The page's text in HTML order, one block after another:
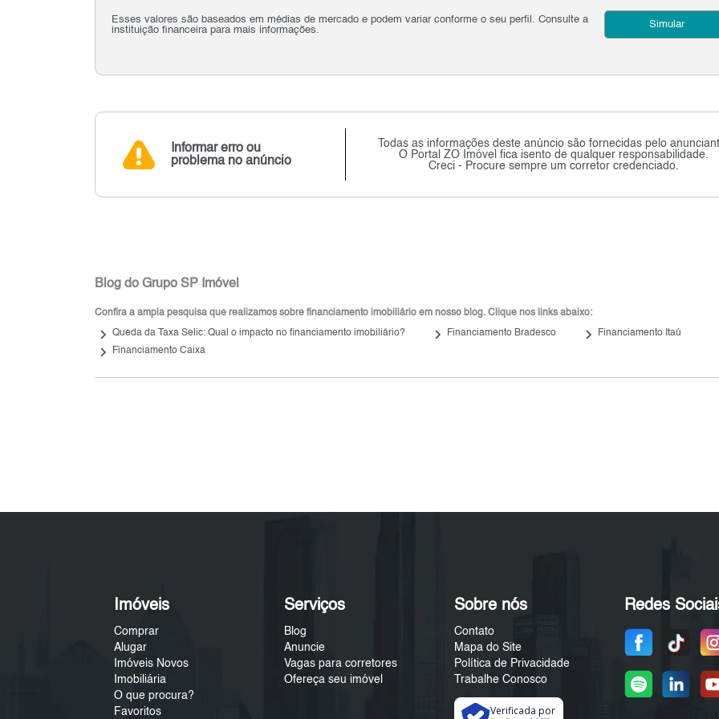
Esses valores são baseados em médias de mercado e podem variar conforme o seu perfil. Consulte a
instituição financeira para mais informações.
Simular
Informar erro ou
problema no anúncio
Todas as informações deste anúncio são fornecidas pelo
O Portal ZO Imóvel fica isento de qualquer responsabilidade.
Creci - Procure sempre um corretor credenciado.
Blog do Grupo SP Imóvel
Confira a ampla pesquisa que realizamos sobre financiamento imobiliário em nosso blog. Clique nos links abaixo:
keyboard_arrow_right Queda da Taxa Selic: Qual o impacto no financiamento imobiliário? keyboard_arrow_right Financiamento Bradesco keyboard_arrow_right Financiamento Itaú
keyboard_arrow_right Financiamento Caixa
Imóveis
Comprar
Alugar
Imóveis Novos
Imobiliária
O que procura?
Favoritos
Serviços
Blog
Anuncie
Vagas para corretores
Ofereça seu imóvel
Sobre nós
Contato
Mapa do Site
Política de Privacidade
Trabalhe Conosco
Verificada por
Redes